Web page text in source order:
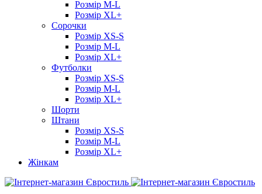
Розмір M-L
Розмір XL+
Сорочки
Розмір XS-S
Розмір M-L
Розмір XL+
Футболки
Розмір XS-S
Розмір M-L
Розмір XL+
Шорти
Штани
Розмір XS-S
Розмір M-L
Розмір XL+
Жінкам